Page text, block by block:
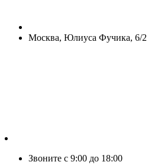
Москва, Юлиуса Фучика, 6/2
Звоните с 9:00 до 18:00